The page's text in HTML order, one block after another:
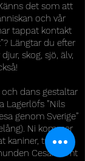
det som att
och vår
tappat kontakt
Längtar du efter
skog, sjö, älv,
dans gestaltar
Lagerlöfs ”Nils
genom Sverige”
Ni kommer
kaniner, tranor,
Cesar samt